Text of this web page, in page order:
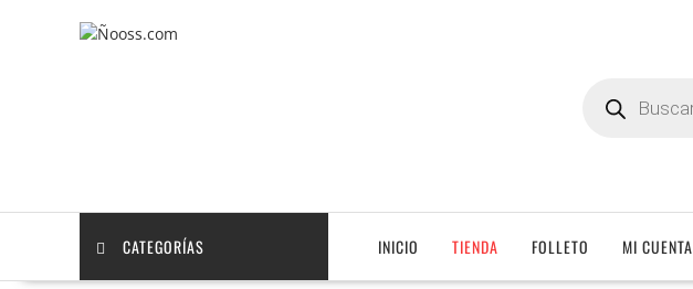
productos
CATEGORÍAS INICIO TIENDA FOLLETO MI CUENTA